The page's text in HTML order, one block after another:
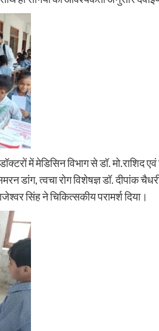
में मेडिसिन विभाग से डॉ. मो.राशिद
डांग, त्वचा रोग विशेषज्ञ डॉ. दीपांक
सिंह ने चिकित्सकीय परामर्श दिया।